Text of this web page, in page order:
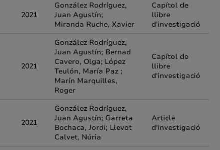
2021
González Rodríguez,
Juan Agustín;
Miranda Ruche, Xavier
Capítol de
llibre
d'investigació
2021
González Rodríguez,
Juan Agustín; Bernad
Cavero, Olga; López
Teulón, María Paz ;
Marín Marquilles,
Roger
Capítol de
llibre
d'investigació
2021
González Rodríguez,
Juan Agustín; Garreta
Bochaca, Jordi; Llevot
Calvet, Núria
Article
d'investigació